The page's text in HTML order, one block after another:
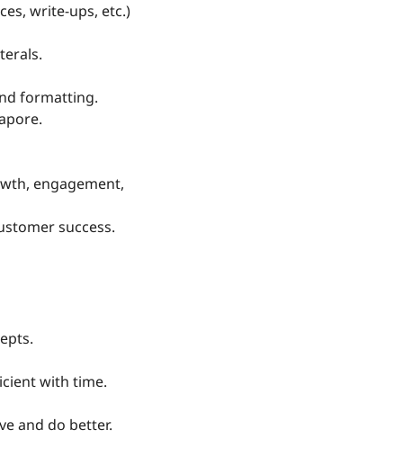
write-ups, etc.)
formatting.
engagement,
success.
with time.
and do better.